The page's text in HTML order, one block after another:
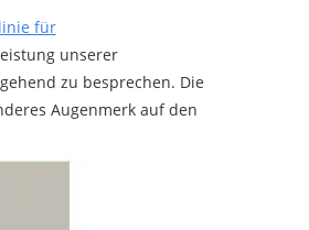
für
unserer
zu besprechen. Die
Augenmerk auf den